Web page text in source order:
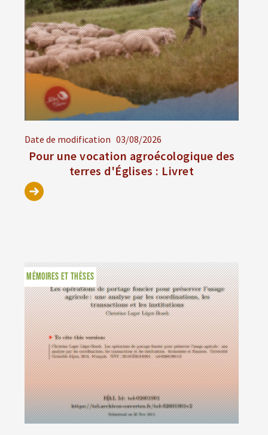
Date de modification 03/08/2026
Pour une vocation agroécologique des
terres d'Églises : Livret
MÉMOIRES ET THÈSES